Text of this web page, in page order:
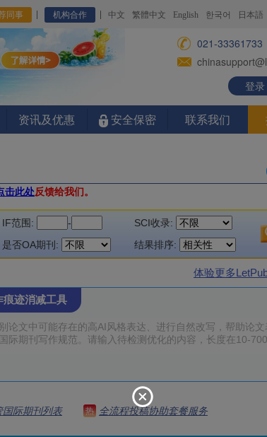
同事 机构合作 中文 繁體中文 English 한국어 日本語
021-33361733
登录
资讯及优惠 安全保密 联系我们
击此处反馈给我们。
IF范围: -
SCI收录:
是否OA期刊: 结果排序:
体验更多
痕迹消减工具
国际期刊列表 热 全流程投稿协助套餐服务